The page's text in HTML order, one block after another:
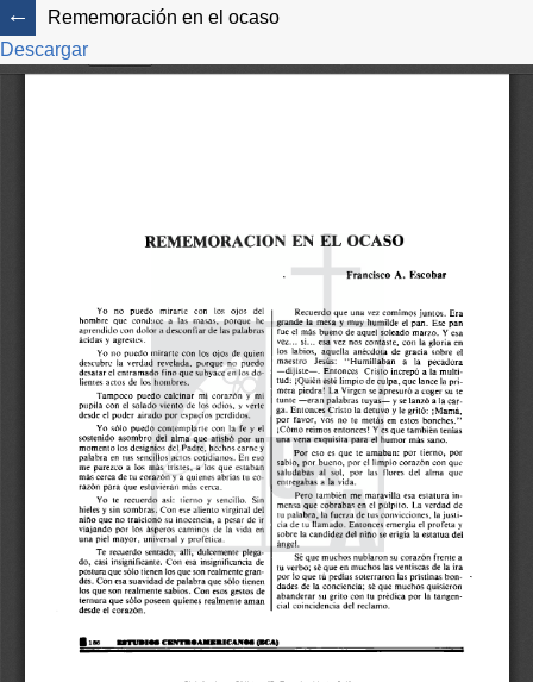
Rememoración en el ocaso
Descargar